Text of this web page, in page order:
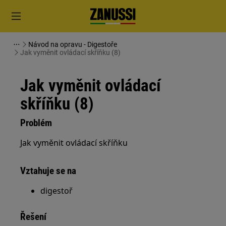
Návod na opravu - Digestoře
Jak vyměnit ovládací skříňku (8)
Jak vyměnit ovládací
skříňku (8)
Problém
Jak vyměnit ovládací skříňku
Vztahuje se na
digestoř
Řešení